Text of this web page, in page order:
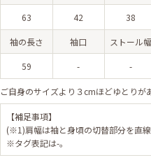
63 42 38
袖の長さ 袖口 ストール幅
59 - -
ご自身のサイズより３cmほどゆとりが
【補足事項】
(※1)肩幅は袖と身頃の切替部分を直線
※タグ表記は-。